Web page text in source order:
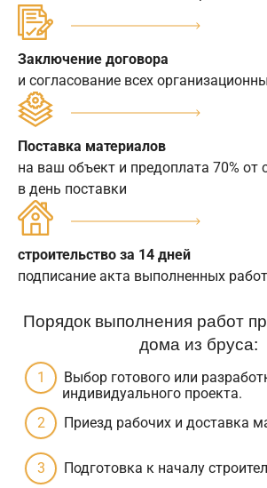
Заключение договора
и согласование всех
Поставка материалов
на ваш объект и предоплата 70%
в день поставки
строительство за 14 дней
подписание акта выполненных
Порядок выполнения работ
дома из бруса:
Выбор готового или
индивидуального проекта.
Приезд рабочих и доставка
Подготовка к началу